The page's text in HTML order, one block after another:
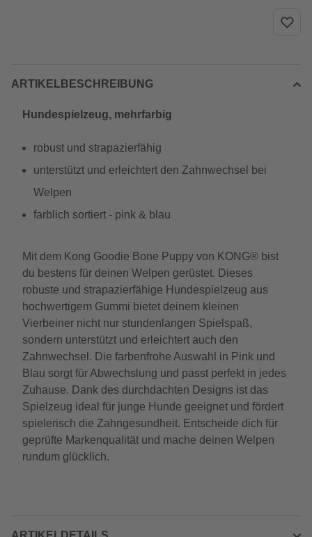
ARTIKELBESCHREIBUNG
Hundespielzeug, mehrfarbig
robust und strapazierfähig
unterstützt und erleichtert den Zahnwechsel bei
Welpen
farblich sortiert - pink & blau
Mit dem Kong Goodie Bone Puppy von KONG® bist
du bestens für deinen Welpen gerüstet. Dieses
robuste und strapazierfähige Hundespielzeug aus
hochwertigem Gummi bietet deinem kleinen
Vierbeiner nicht nur stundenlangen Spielspaß,
sondern unterstützt und erleichtert auch den
Zahnwechsel. Die farbenfrohe Auswahl in Pink und
Blau sorgt für Abwechslung und passt perfekt in jedes
Zuhause. Dank des durchdachten Designs ist das
Spielzeug ideal für junge Hunde geeignet und fördert
spielerisch die Zahngesundheit. Entscheide dich für
geprüfte Markenqualität und mache deinen Welpen
rundum glücklich.